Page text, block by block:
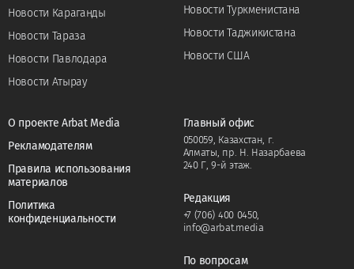
Новости Караганды
Новости Тараза
Новости Павлодара
Новости Атырау
Новости Туркменистана
Новости Таджикистана
Новости США
О проекте Arbat Media
Рекламодателям
Правила использования
материалов
Политика
конфиденциальности
Главный офис
050059, Казахстан, г.
Алматы, пр. Н. Назарбаева
240 Г, 9-й этаж.
Редакция
+7 (706) 400 0450,
info@arbat.media
По вопросам